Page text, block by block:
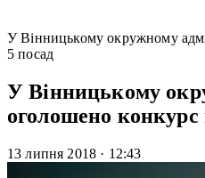
У Вінницькому окружному
5 посад
У Вінницькому
оголошено конкурс
13 липня 2018 · 12:43